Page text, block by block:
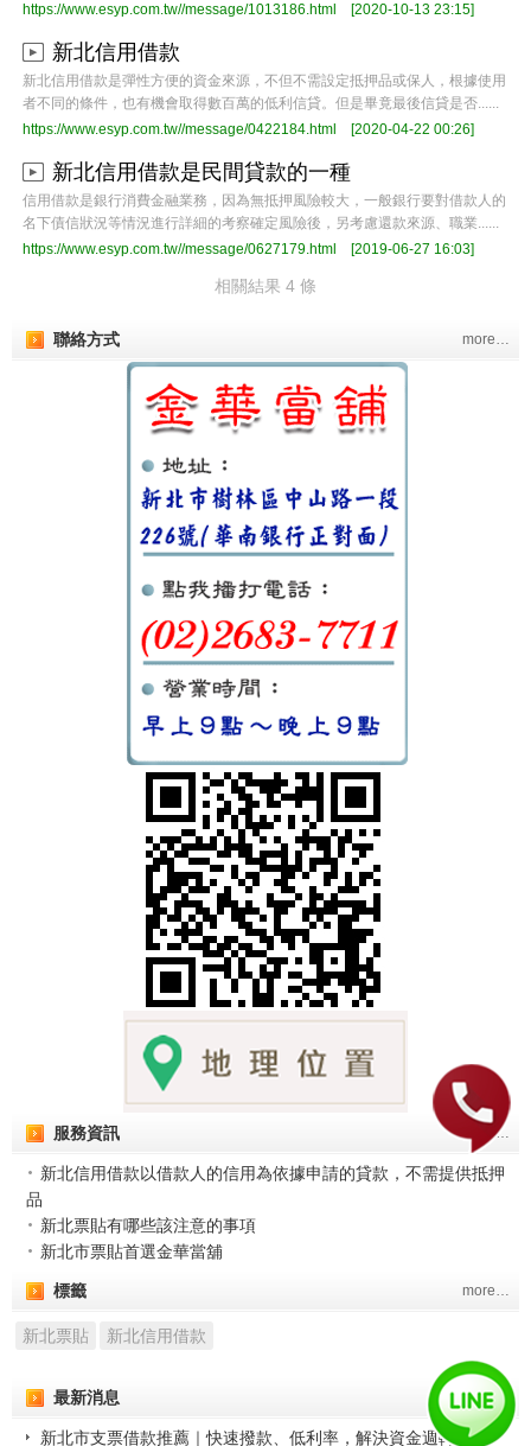
https://www.esyp.com.tw//message/1013186.html
[2020-10-13 23:15]
新北信用借款
新北信用借款是彈性方便的資金來源，不但不需設定抵押品或保人，根據使用
者不同的條件，也有機會取得數百萬的低利信貸。但是畢竟最後信貸是否......
https://www.esyp.com.tw//message/0422184.html
[2020-04-22 00:26]
新北信用借款是民間貸款的一種
信用借款是銀行消費金融業務，因為無抵押風險較大，一般銀行要對借款人的
名下債信狀況等情況進行詳細的考察確定風險後，另考慮還款來源、職業......
https://www.esyp.com.tw//message/0627179.html
[2019-06-27 16:03]
相關結果 4 條
聯絡方式 more…
服務資訊 more…
新北信用借款以借款人的信用為依據申請的貸款，不需提供抵押
品
新北票貼有哪些該注意的事項
新北市票貼首選金華當舖
標籤 more…
新北票貼 新北信用借款
最新消息 more…
新北市支票借款推薦｜快速撥款、低利率，解決資金週轉困境